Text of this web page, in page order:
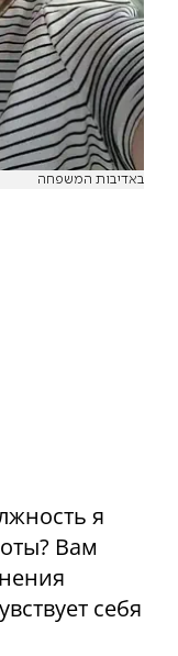
באדיבות המשפחה
я
Вам
себя